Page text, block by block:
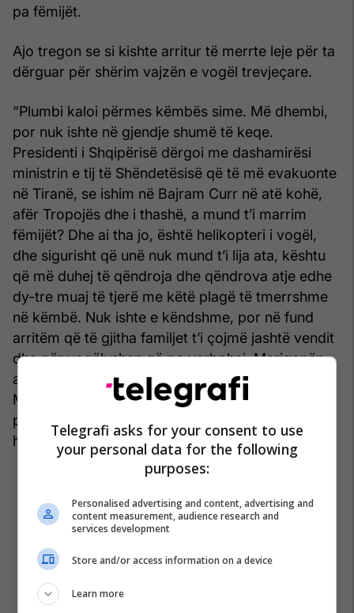
pa fëmijët.
Ajo tregon se si kishte arritur të merrte leje për ta
dërguar për shërim vajzën e vogël trevjeçare.
“Plumbi kaloi përmes këmbës sime. Më dhembi,
por nuk ishte në gjendje shumë të keqe.
Presidenti i Shqipërisë dërgoi me dashamirësi
ministrin e tij të Shëndetësisë që të më evakuonte
në Tiranë, se ishim në Bajram Curr në atë kohë,
afër Tropojës dhe i thashë, a mund t’i marrim
fëmijët? Dhe ai tha jo, është helikopteri i vogël,
dhe sigurisht që unë nuk mund t’i lija ata, kështu
që më duhej të qëndroja dhe qëndrova atje edhe
dy-tre muaj të tjerë me këtë plagë të tmerrshme
në këmbë. Nuk ishte e këndshme, por në fund
arritëm që të gjitha familjet t’i çojmë jashtë vendit
dhe për vogëlushen që po verbohej, Marigonën,
arrita ta marr lejen për ta sjellë në Britani të
Madhe. Ajo erdhi për dy javë dhe u operua, më
pas mundi të shihte prindërit e saj siç duhet për
herë të parë kur u kthye”, tregon ajo.
Telegrafi asks for your consent to use
your personal data for the following
purposes:
Personalised advertising and content, advertising and
content measurement, audience research and
services development
Store and/or access information on a device
Learn more